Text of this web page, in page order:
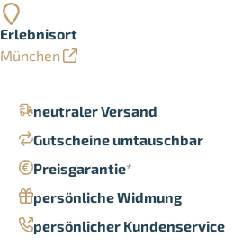
neutraler Versand
Gutscheine umtauschbar
Preisgarantie*
persönliche Widmung
persönlicher Kundenservice
Erlebnisort
München